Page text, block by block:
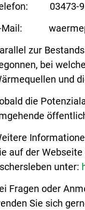
03473-
Mail:
zur
bei
und
die
auf der
unter:
Fragen oder
Sie sich